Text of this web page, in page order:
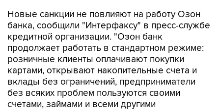
Новые санкции не повлияют на работу Озон
банка, сообщили "Интерфаксу" в пресс-службе
кредитной организации. "Озон банк
продолжает работать в стандартном режиме:
розничные клиенты оплачивают покупки
картами, открывают накопительные счета и
вклады без ограничений, предприниматели
без всяких проблем пользуются своими
счетами, займами и всеми другими